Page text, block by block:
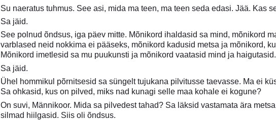
Su naeratus tuhmus. See asi, mida ma teen, ma teen seda edasi. Jää. Kas
Sa jäid.
See polnud õndsus, iga päev mitte. Mõnikord ihaldasid sa mind, mõnikord
varblased neid nokkima ei pääseks, mõnikord kadusid metsa ja mõnikord,
Mõnikord imetlesid sa mu puukunsti ja mõnikord vaatasid mind ja
Sa jäid.
Ühel hommikul põrnitsesid sa süngelt tujukana pilvitusse taevasse. Ma ei
Sa ohkasid, kus on pilved, miks nad kunagi selle maa kohale ei kogune?
On suvi, Männikoor. Mida sa pilvedest tahad? Sa läksid vastamata ära
silmad hiilgasid. Siis oli õndsus.